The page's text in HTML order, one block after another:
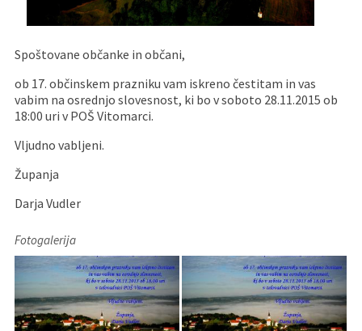
Spoštovane občanke in občani,
ob 17. občinskem prazniku vam iskreno čestitam in vas
vabim na osrednjo slovesnost, ki bo v soboto 28.11.2015 ob
18:00 uri v POŠ Vitomarci.
Vljudno vabljeni.
Županja
Darja Vudler
Fotogalerija
Pristojni za vodenje upravnih postopkov
DELOVNA PODROČJA
Lokalne volitve
Znamenite osebnosti
Tradicionalni dogodki